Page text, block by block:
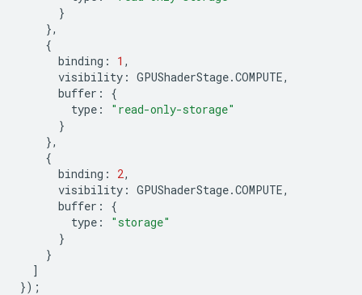
}
},
{
binding : 1 ,
visibility : GPUShaderStage.COMPUTE,
buffer :
{
type :
"read-only-storage"
}
},
{
binding : 2,
visibility : GPUShaderStage.COMPUTE,
buffer :
{
type :
"storage"
}
}
]
});